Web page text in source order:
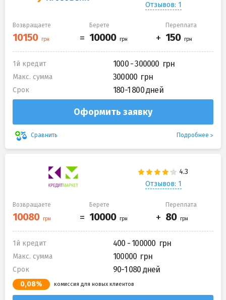
Отзывов: 1
Возвращаете Берете Переплата
1й кредит 1000 - 300000
Макс. сумма 300000
Срок 180-1 800 дней
Оформить заявку
Сравнить Подробнее
Отзывов: 1
Возвращаете Берете Переплата
1й кредит 400 - 100000
Макс. сумма 100000
Срок 90-1 080 дней
0,08% комиссия для новых клиентов